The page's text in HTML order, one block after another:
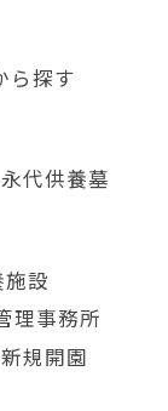
ら探す
永代供養墓
設
理事務所
新規開園